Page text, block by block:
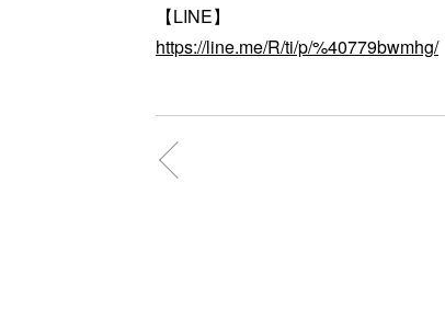
【LINE】
https://line.me/R/ti/p/%40779bwmhg/